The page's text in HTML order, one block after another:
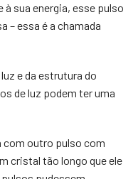
sua energia, esse pulso
– essa é a chamada
e da estrutura do
de luz podem ter uma
com outro pulso com
cristal tão longo que ele